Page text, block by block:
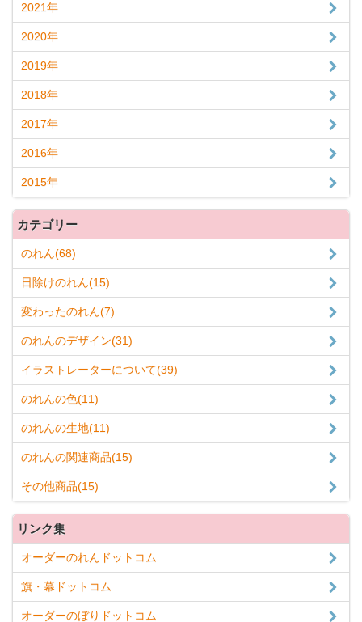
2021年
2020年
2019年
2018年
2017年
2016年
2015年
カテゴリー
のれん(68)
日除けのれん(15)
変わったのれん(7)
のれんのデザイン(31)
イラストレーターについて(39)
のれんの色(11)
のれんの生地(11)
のれんの関連商品(15)
その他商品(15)
リンク集
オーダーのれんドットコム
旗・幕ドットコム
オーダーのぼりドットコム